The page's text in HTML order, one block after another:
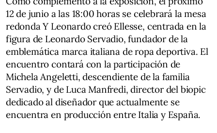
12 de junio a las 18:00 horas se celebrará la mesa
redonda Y Leonardo creó Ellesse, centrada en la
figura de Leonardo Servadio, fundador de la
emblemática marca italiana de ropa deportiva. El
encuentro contará con la participación de
Michela Angeletti, descendiente de la familia
Servadio, y de Luca Manfredi, director del biopic
dedicado al diseñador que actualmente se
encuentra en producción entre Italia y España.